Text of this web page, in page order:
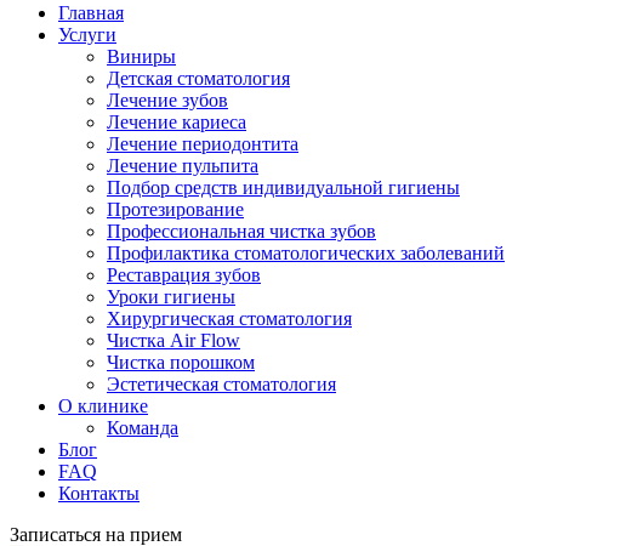
Главная
Услуги
Виниры
Детская стоматология
Лечение зубов
Лечение кариеса
Лечение периодонтита
Лечение пульпита
Подбор средств индивидуальной гигиены
Протезирование
Профессиональная чистка зубов
Профилактика стоматологических заболеваний
Реставрация зубов
Уроки гигиены
Хирургическая стоматология
Чистка Air Flow
Чистка порошком
Эстетическая стоматология
О клинике
Команда
Блог
FAQ
Контакты
Записаться на прием